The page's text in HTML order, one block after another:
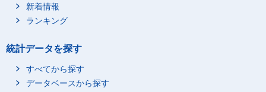
新着情報
ランキング
統計データを探す
すべてから探す
データベースから探す